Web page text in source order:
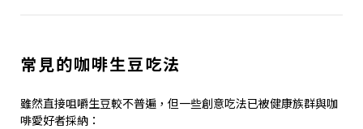
常見的咖啡生豆吃法
雖然直接咀嚼生豆較不普遍，但一些創意吃法已被健康族群與咖
啡愛好者採納：